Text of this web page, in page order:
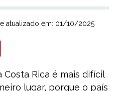
atualizado em: 01/10/2025
Rica é mais difícil
lugar, porque o país